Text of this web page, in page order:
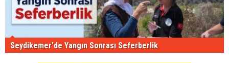
Seydikemer'de Yangın Sonrası Seferberlik